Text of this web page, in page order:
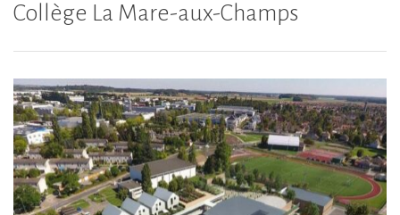
Collège La Mare-aux-Champs